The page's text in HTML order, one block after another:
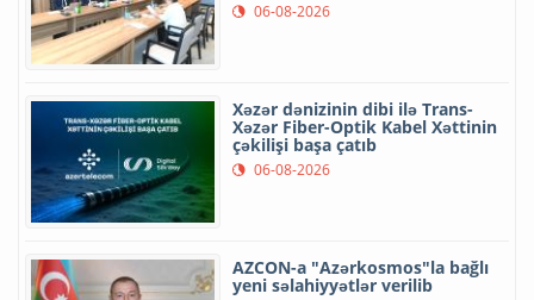
06-08-2026
Xəzər dənizinin dibi ilə Trans-
Xəzər Fiber-Optik Kabel Xəttinin
çəkilişi başa çatıb
06-08-2026
AZCON-a "Azərkosmos"la bağlı
yeni səlahiyyətlər verilib